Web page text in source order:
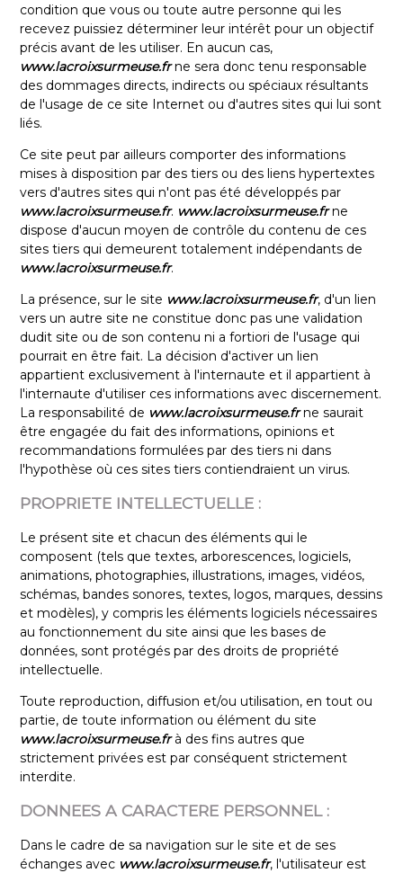
condition que vous ou toute autre personne qui les
recevez puissiez déterminer leur intérêt pour un objectif
précis avant de les utiliser. En aucun cas,
www.lacroixsurmeuse.frne sera donc tenu responsable
des dommages directs, indirects ou spéciaux résultants
de l'usage de ce site Internet ou d'autres sites qui lui sont
liés.
Ce site peut par ailleurs comporter des informations
mises à disposition par des tiers ou des liens hypertextes
vers d'autres sites qui n'ont pas été développés par
www.lacroixsurmeuse.fr. www.lacroixsurmeuse.frne
dispose d'aucun moyen de contrôle du contenu de ces
sites tiers qui demeurent totalement indépendants de
www.lacroixsurmeuse.fr.
La présence, sur le site www.lacroixsurmeuse.fr, d'un lien
vers un autre site ne constitue donc pas une validation
dudit site ou de son contenu ni a fortiori de l'usage qui
pourrait en être fait. La décision d'activer un lien
appartient exclusivement à l'internaute et il appartient à
l'internaute d'utiliser ces informations avec discernement.
La responsabilité de www.lacroixsurmeuse.frne saurait
être engagée du fait des informations, opinions et
recommandations formulées par des tiers ni dans
l'hypothèse où ces sites tiers contiendraient un virus.
PROPRIETE INTELLECTUELLE :
Le présent site et chacun des éléments qui le
composent (tels que textes, arborescences, logiciels,
animations, photographies, illustrations, images, vidéos,
schémas, bandes sonores, textes, logos, marques, dessins
et modèles), y compris les éléments logiciels nécessaires
au fonctionnement du site ainsi que les bases de
données, sont protégés par des droits de propriété
intellectuelle.
Toute reproduction, diffusion et/ou utilisation, en tout ou
partie, de toute information ou élément du site
www.lacroixsurmeuse.frà des fins autres que
strictement privées est par conséquent strictement
interdite.
DONNEES A CARACTERE PERSONNEL :
Dans le cadre de sa navigation sur le site et de ses
échanges avec www.lacroixsurmeuse.fr, l'utilisateur est